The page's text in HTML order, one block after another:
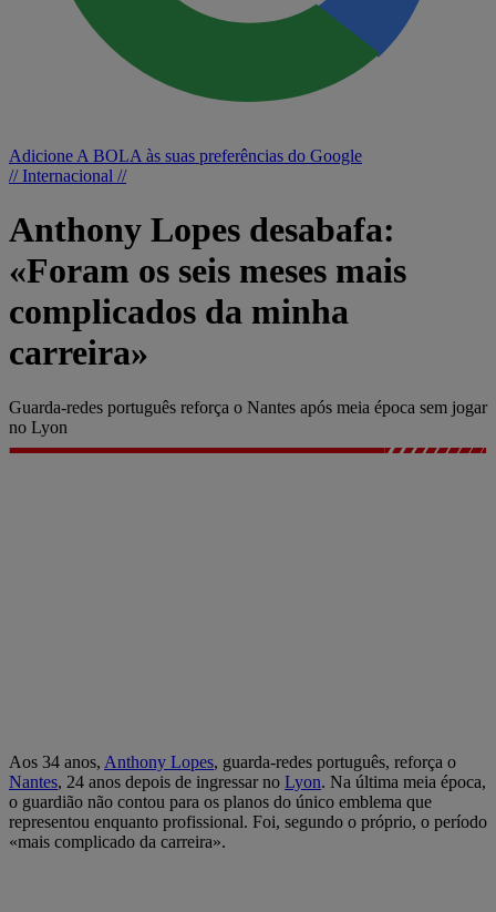
Adicione A BOLA às suas preferências do Google
// Internacional //
Anthony Lopes desabafa:
«Foram os seis meses mais
complicados da minha
carreira»
Guarda-redes português reforça o Nantes após meia época sem jogar
no Lyon
Aos 34 anos, Anthony Lopes, guarda-redes português, reforça o
Nantes, 24 anos depois de ingressar no Lyon. Na última meia época,
o guardião não contou para os planos do único emblema que
representou enquanto profissional. Foi, segundo o próprio, o período
«mais complicado da carreira».